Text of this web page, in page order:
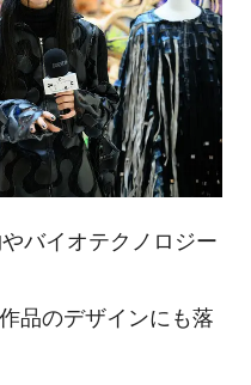
バイオテクノロジー
品のデザインにも落